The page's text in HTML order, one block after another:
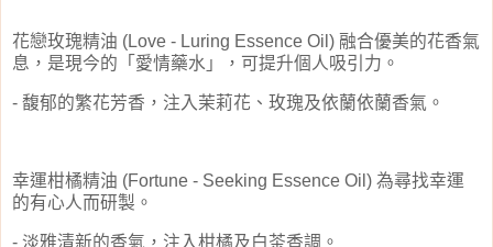
花戀玫瑰精油 (Love - Luring Essence Oil) 融合優美的花香氣
息，是現今的「愛情藥水」，可提升個人吸引力。
- 馥郁的繁花芳香，注入茉莉花、玫瑰及依蘭依蘭香氣。
幸運柑橘精油 (Fortune - Seeking Essence Oil) 為尋找幸運
的有心人而研製。
- 淡雅清新的香氣，注入柑橘及白茶香調。